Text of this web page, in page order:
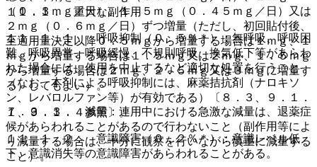
１１．１． 重大な副作用
１１．１．１． 呼吸抑制（０．５％＊）：無呼吸、呼吸困
難、呼吸異常、呼吸緩慢、不規則呼吸、換気低下等があらわ
れた場合には、使用を中止するなど適切な処置を行うこと
（なお、本剤による呼吸抑制には、麻薬拮抗剤（ナロキソ
ン、レバロルファン等）が有効である）〔８．３、９．１．
１、９．１．４参照〕。
１１．１．２． 意識障害（０．２％＊）：意識レベル低
下、意識消失等の意識障害があらわれることがある。
（０．３ｍｇ／日）、１．５ｍｇ（０．４５ｍｇ／日）又は
２ｍｇ（０．６ｍｇ／日）ずつ増量（ただし、初回貼付後、
至適用量決定以降０．５ｍｇから増量する場合は１ｍｇ、１
ｍｇから増量する場合は１．５ｍｇ又は２ｍｇ、１．５ｍｇ
から増量する場合は２ｍｇ、２．５ｍｇ又は３ｍｇに増量す
る）してもよい）。
７．３．３． 減量：連用中における急激な減量は、退薬症
候があらわれることがあるので行わないこと（副作用等によ
り減量する場合は、十分に観察を行いながら慎重に減量する
こと）。